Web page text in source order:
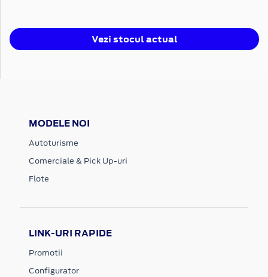
Vezi stocul actual
MODELE NOI
Autoturisme
Comerciale & Pick Up-uri
Flote
LINK-URI RAPIDE
Promotii
Configurator